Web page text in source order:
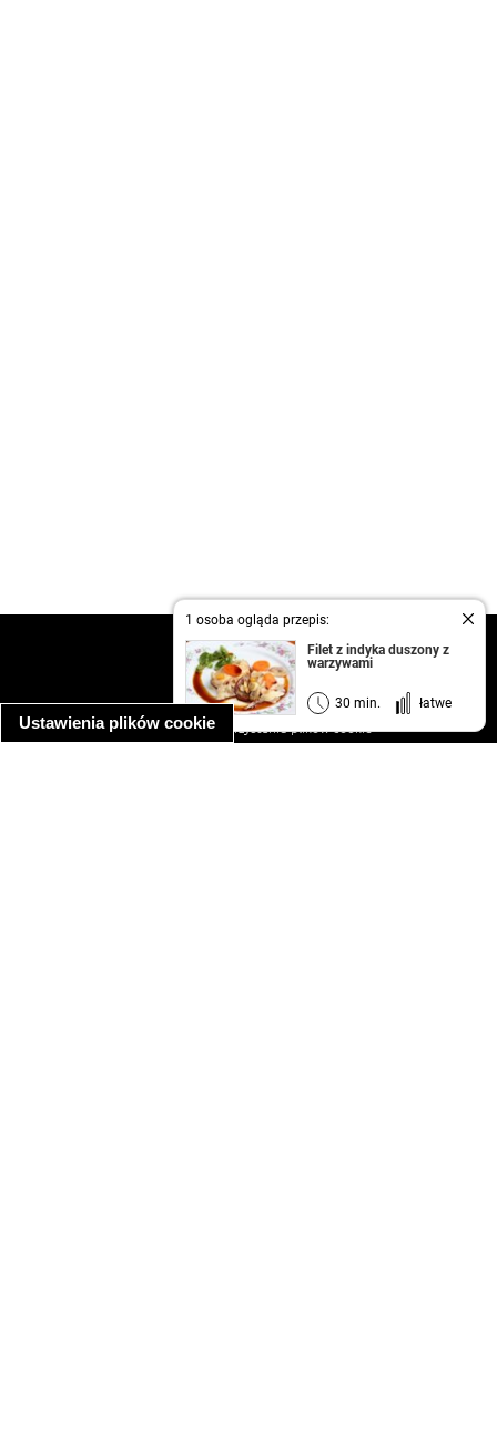
Ustawienia plików cookie
1 osoba ogląda przepis:
Filet z indyka duszony z
warzywami
30 min. łatwe
kontakt
regulamin
informacja o prywatności
informacja o wykorzystaniu plików cookie